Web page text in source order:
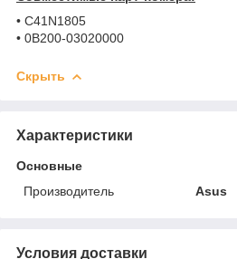
• C41N1805
• 0B200-03020000
Скрыть
Характеристики
Основные
Производитель
Asus
Условия доставки